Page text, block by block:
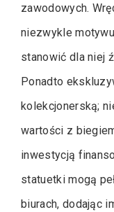
zawodowych.
niezwykle
stanowić dla niej
Ponadto
kolekcjonerską;
wartości z
inwestycją
statuetki mogą
biurach, dodając